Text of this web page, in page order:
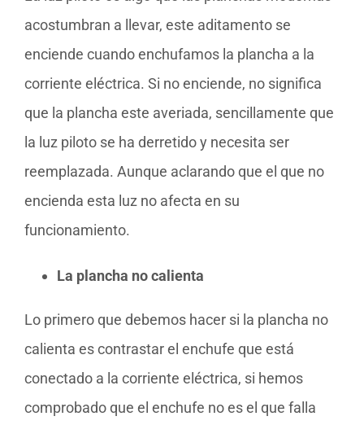
acostumbran a llevar, este aditamento se
enciende cuando enchufamos la plancha a la
corriente eléctrica. Si no enciende, no significa
que la plancha este averiada, sencillamente que
la luz piloto se ha derretido y necesita ser
reemplazada. Aunque aclarando que el que no
encienda esta luz no afecta en su
funcionamiento.
La plancha no calienta
Lo primero que debemos hacer si la plancha no
calienta es contrastar el enchufe que está
conectado a la corriente eléctrica, si hemos
comprobado que el enchufe no es el que falla